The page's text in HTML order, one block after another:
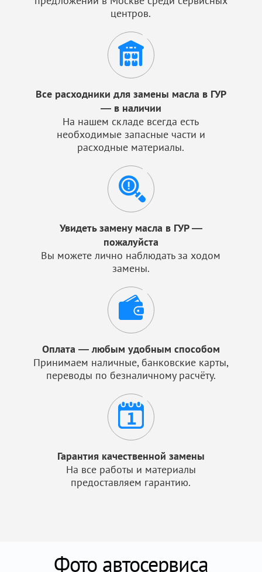
центров.
Все расходники для замены масла в ГУР
— в наличии
На нашем складе всегда есть
необходимые запасные части и
расходные материалы.
Увидеть замену масла в ГУР —
пожалуйста
Вы можете лично наблюдать за ходом
замены.
Оплата — любым удобным способом
Принимаем наличные, банковские карты,
переводы по безналичному расчёту.
Гарантия качественной замены
На все работы и материалы
предоставляем гарантию.
Фото автосервиса